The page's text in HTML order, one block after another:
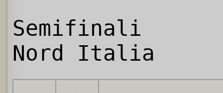
Semifinali
Nord Italia